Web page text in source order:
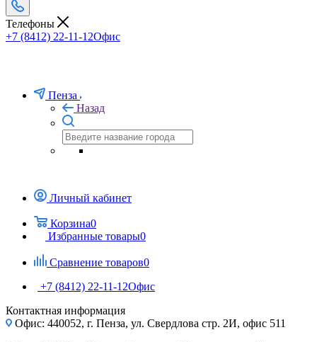
Телефоны
+7 (8412) 22-11-12Офис
Пенза
Назад
Личный кабинет
Корзина0
Избранные товары0
Сравнение товаров0
+7 (8412) 22-11-12Офис
Контактная информация
Офис: 440052, г. Пенза, ул. Свердлова стр. 2И, офис 511